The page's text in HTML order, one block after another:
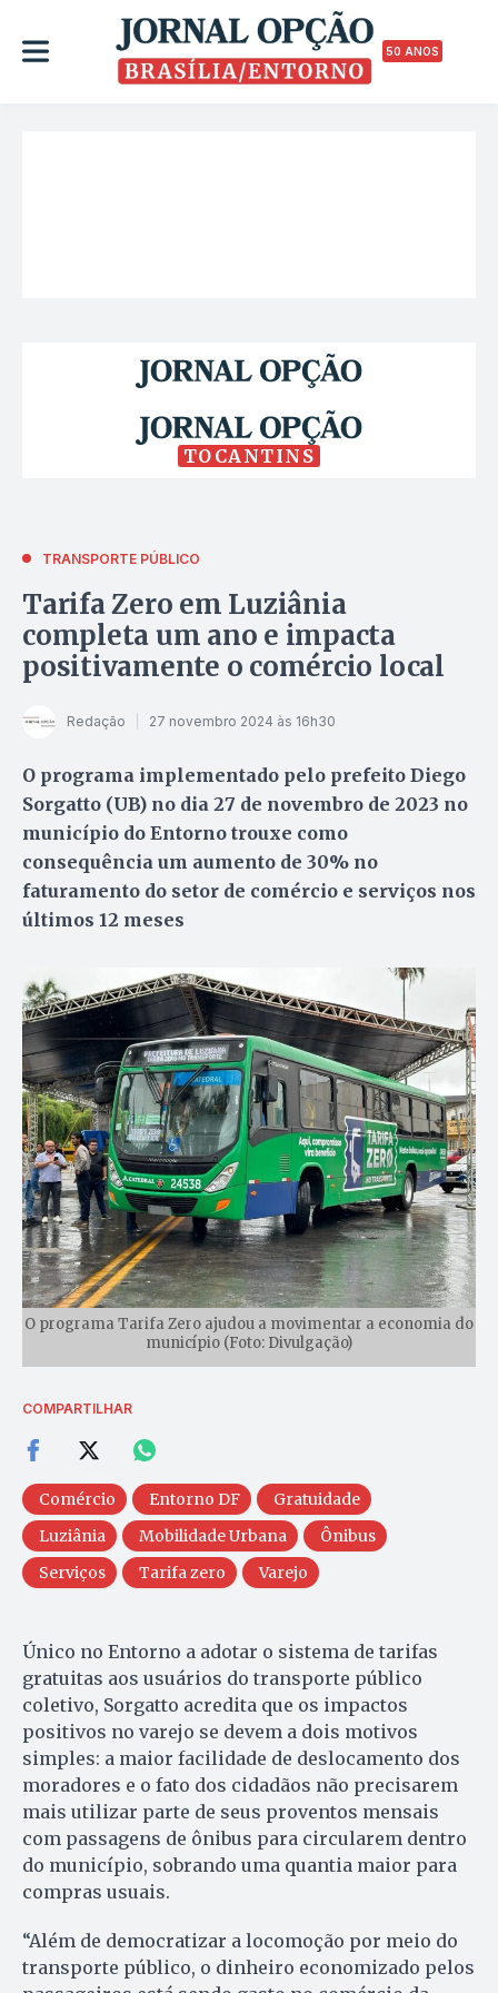
50 ANOS
TOCANTINS
TRANSPORTE PÚBLICO
Tarifa Zero em Luziânia
completa um ano e impacta
positivamente o comércio local
Redação 27 novembro 2024 às 16h30
O programa implementado pelo prefeito Diego
Sorgatto (UB) no dia 27 de novembro de 2023 no
município do Entorno trouxe como
consequência um aumento de 30% no
faturamento do setor de comércio e serviços nos
últimos 12 meses
O programa Tarifa Zero ajudou a movimentar a economia do
município (Foto: Divulgação)
COMPARTILHAR
Comércio Entorno DF
Gratuidade
Luziânia
Mobilidade Urbana
Ônibus
Serviços
Tarifa zero Varejo
Único no Entorno a adotar o sistema de tarifas
gratuitas aos usuários do transporte público
coletivo, Sorgatto acredita que os impactos
positivos no varejo se devem a dois motivos
simples: a maior facilidade de deslocamento dos
moradores e o fato dos cidadãos não precisarem
mais utilizar parte de seus proventos mensais
com passagens de ônibus para circularem dentro
do município, sobrando uma quantia maior para
compras usuais.
“Além de democratizar a locomoção por meio do
transporte público, o dinheiro economizado pelos